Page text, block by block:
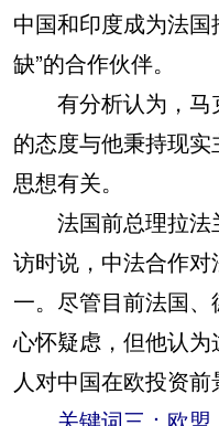
中国和印度成为法
缺”的合作伙伴。
有分析认为，马
的态度与他秉持现
思想有关。
法国前总理拉法
访时说，中法合作
一。尽管目前法国
心怀疑虑，但他认
人对中国在欧投资前